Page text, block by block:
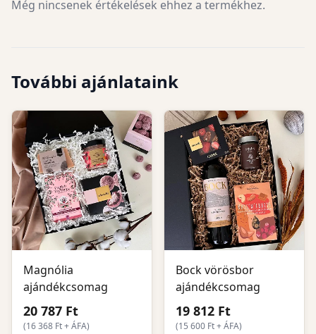
Még nincsenek értékelések ehhez a termékhez.
További ajánlataink
Magnólia
ajándékcsomag
20 787 Ft
(16 368 Ft + ÁFA)
Bock vörösbor
ajándékcsomag
19 812 Ft
(15 600 Ft + ÁFA)